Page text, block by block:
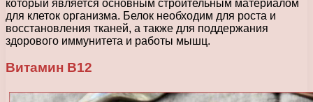
который является основным строительным материалом
для клеток организма. Белок необходим для роста и
восстановления тканей, а также для поддержания
здорового иммунитета и работы мышц.
Витамин В12